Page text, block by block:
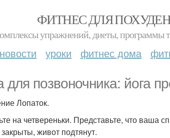
ФИТНЕС ДЛЯ
упражнений, диеты, программы
новости уроки фитнес дома
для позвоночника: йога
Лопаток.
на четвереньки. Представьте, что ваша
живот подтянут.